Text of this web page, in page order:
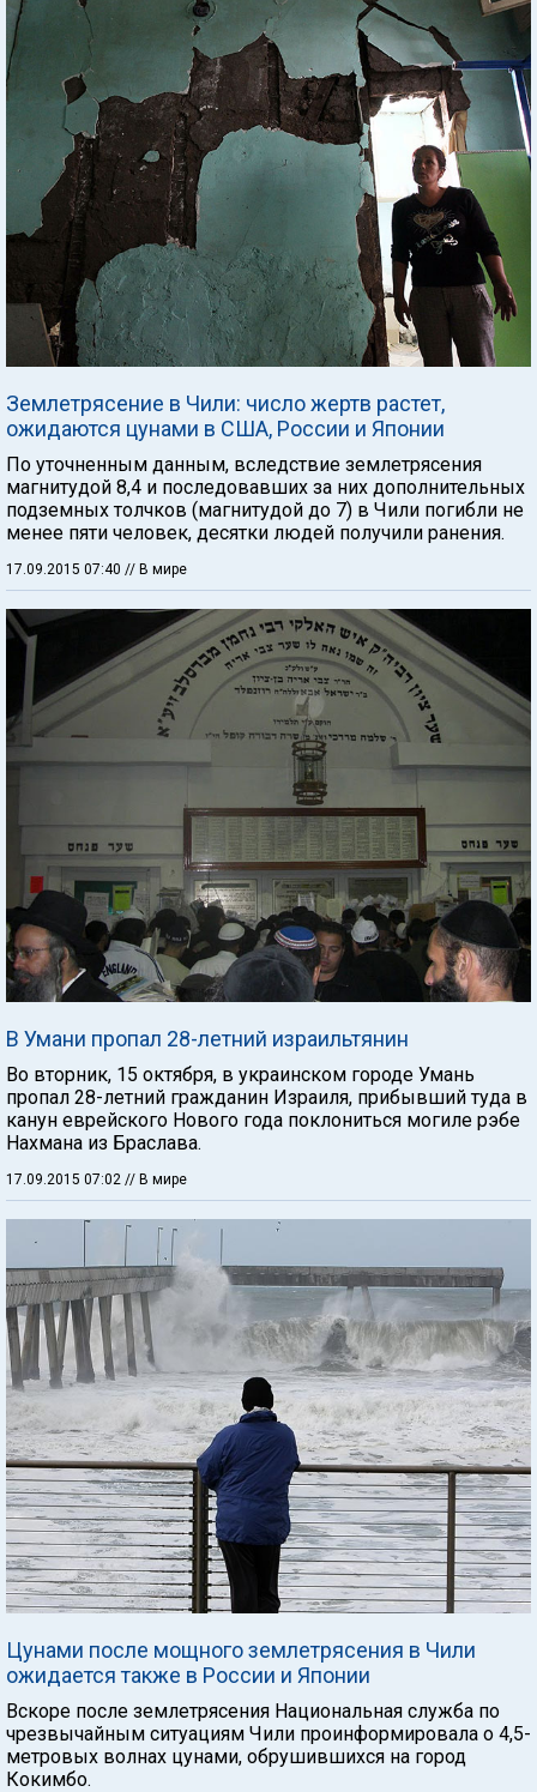
Землетрясение в Чили: число жертв растет,
ожидаются цунами в США, России и Японии
По уточненным данным, вследствие землетрясения
магнитудой 8,4 и последовавших за них дополнительных
подземных толчков (магнитудой до 7) в Чили погибли не
менее пяти человек, десятки людей получили ранения.
17.09.2015 07:40 // В мире
В Умани пропал 28-летний израильтянин
Во вторник, 15 октября, в украинском городе Умань
пропал 28-летний гражданин Израиля, прибывший туда в
канун еврейского Нового года поклониться могиле рэбе
Нахмана из Браслава.
17.09.2015 07:02 // В мире
Цунами после мощного землетрясения в Чили
ожидается также в России и Японии
Вскоре после землетрясения Национальная служба по
чрезвычайным ситуациям Чили проинформировала о 4,5-
метровых волнах цунами, обрушившихся на город
Кокимбо.